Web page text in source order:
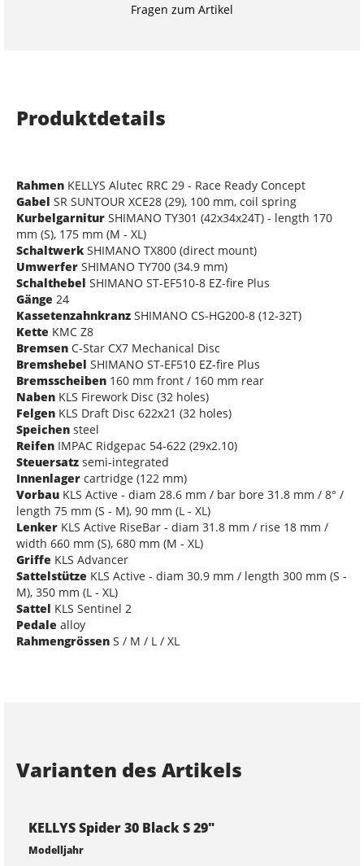
Fragen zum Artikel
Produktdetails
Rahmen KELLYS Alutec RRC 29 - Race Ready Concept
Gabel SR SUNTOUR XCE28 (29), 100 mm, coil spring
Kurbelgarnitur SHIMANO TY301 (42x34x24T) - length 170
mm (S), 175 mm (M - XL)
Schaltwerk SHIMANO TX800 (direct mount)
Umwerfer SHIMANO TY700 (34.9 mm)
Schalthebel SHIMANO ST-EF510-8 EZ-fire Plus
Gänge 24
Kassetenzahnkranz SHIMANO CS-HG200-8 (12-32T)
Kette KMC Z8
Bremsen C-Star CX7 Mechanical Disc
Bremshebel SHIMANO ST-EF510 EZ-fire Plus
Bremsscheiben 160 mm front / 160 mm rear
Naben KLS Firework Disc (32 holes)
Felgen KLS Draft Disc 622x21 (32 holes)
Speichen steel
Reifen IMPAC Ridgepac 54-622 (29x2.10)
Steuersatz semi-integrated
Innenlager cartridge (122 mm)
Vorbau KLS Active - diam 28.6 mm / bar bore 31.8 mm / 8° /
length 75 mm (S - M), 90 mm (L - XL)
Lenker KLS Active RiseBar - diam 31.8 mm / rise 18 mm /
width 660 mm (S), 680 mm (M - XL)
Griffe KLS Advancer
Sattelstütze KLS Active - diam 30.9 mm / length 300 mm (S -
M), 350 mm (L - XL)
Sattel KLS Sentinel 2
Pedale alloy
Rahmengrössen S / M / L / XL
Varianten des Artikels
KELLYS Spider 30 Black S 29"
Modelljahr